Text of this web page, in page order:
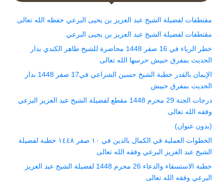
مقتطفات لفضيلة الشيخ عبد العزيز بن يحيى البرعي حفظه الله تعالى
مقتطفات لفضيلة الشيخ عبد العزيز بن يحيى البرعي
خطر الرياء في 16 صفر 1448 محاضرة للشيخ طاهر الكندي بدار
الحديث بمفرق حبيش حرسها الله تعالى
الإيمان بالقدر خطبة الشيخ حسين الشراعي في17 صفر 1448 بدار
الحديث بمفرق حبيش
درجات الجنة 29 محرم 1448 مقطع لفضيلة الشيخ عبد العزيز البرعي
وفقه الله تعالى
(بدون عنوان)
الخطوات العملية في الكمال بالدين في ١٠ صفر ١٤٤٨ خطبة لفضيلة
الشيخ عبد العزيز البرعي وفقه الله تعالى
خطبة الاستسقاء والدعاء 26 محرم 1448 لفضيلة الشيخ عبد العزيز
البرعي وفقه الله تعالى